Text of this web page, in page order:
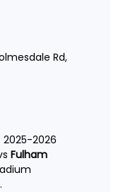
Rd,
2025-2026
Fulham